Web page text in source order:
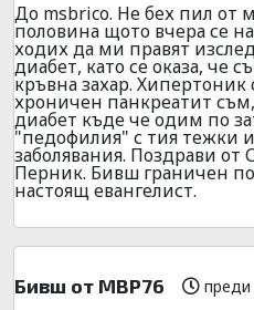
До msbrico. Не бех пил от
половина щото вчера се
ходих да ми правят
диабет, като се оказа, че
кръвна захар. Хипертоник
хроничен панкреатит
диабет къде че одим по
"педофилия" с тия тежки
заболявания. Поздрави от
Перник. Бивш граничен
настоящ евангелист.
Бивш от МВР76 преди